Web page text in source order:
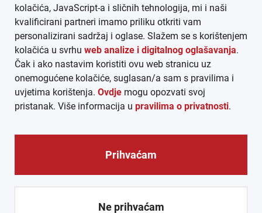
DATENSCHUTZ
MEDIADATEN
ARHIVA (PDF)
© CROEXPRESS │ INFORMATIVNI MEDIJ HRVATA IZVAN
REPUBLIKE HRVATSKE 2026.
kolačića, JavaScript-a i sličnih tehnologija, mi i naši
kvalificirani partneri imamo priliku otkriti vam
personalizirani sadržaj i oglase. Slažem se s korištenjem
kolačića u svrhu web analize i digitalnog oglašavanja.
Čak i ako nastavim koristiti ovu web stranicu uz
onemogućene kolačiće, suglasan/a sam s pravilima i
uvjetima korištenja. Ovdje mogu opozvati svoj
pristanak. Više informacija u pravilima o privatnosti.
Prihvaćam
Ne prihvaćam